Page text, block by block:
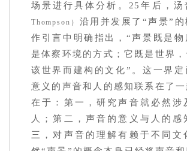
场景进行具体分析。25年后，汤
Thompson） 沿用并发展了“声景”
作引言中明确指出，“声景既是物
是体察环境的方式；它既是世界
该世界而建构的文化”。这一界定
意义的声音和人的感知联系在了一
在于：第一，研究声音就必然涉
人；第二，声音的意义与人的感
三，对声音的理解有赖于不同文